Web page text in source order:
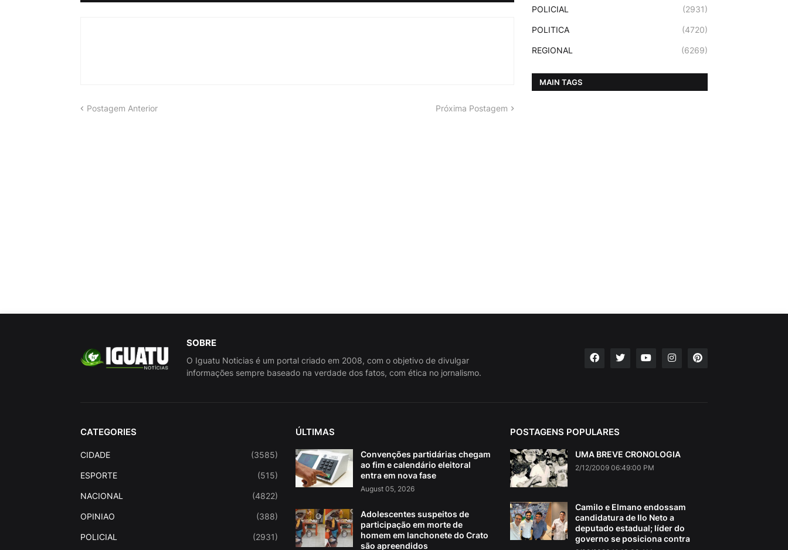
Postagem Anterior Próxima Postagem
POLICIAL (2931)
POLITICA (4720)
REGIONAL (6269)
MAIN TAGS
SOBRE
O Iguatu Noticias é um portal criado em 2008, com o objetivo de divulgar
informações sempre baseado na verdade dos fatos, com ética no jornalismo.
CATEGORIES
CIDADE (3585)
ESPORTE (515)
NACIONAL (4822)
OPINIAO (388)
POLICIAL (2931)
ÚLTIMAS
Convenções partidárias chegam
ao fim e calendário eleitoral
entra em nova fase
August 05, 2026
Adolescentes suspeitos de
participação em morte de
homem em lanchonete do Crato
são apreendidos
POSTAGENS POPULARES
UMA BREVE CRONOLOGIA
2/12/2009 06:49:00 PM
Camilo e Elmano endossam
candidatura de Ilo Neto a
deputado estadual; líder do
governo se posiciona contra